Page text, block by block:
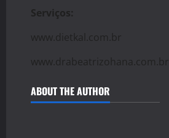
Serviços:
www.dietkal.com.br
www.drabeatrizohana.com.br
ABOUT THE AUTHOR